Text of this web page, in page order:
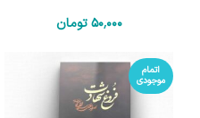
50٬000 تومان
اتمام
موجودی